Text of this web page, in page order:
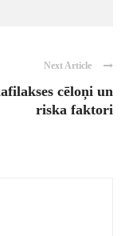
Next Article
cēloņi un
riska faktori